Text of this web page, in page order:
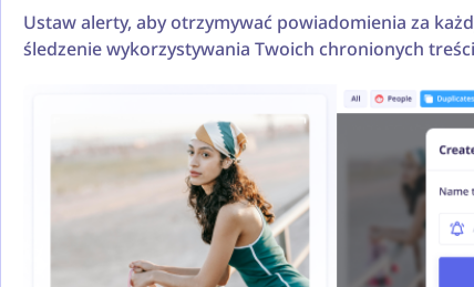
Ustaw alerty, aby otrzymywać powiadomienia za
śledzenie wykorzystywania Twoich chronionych